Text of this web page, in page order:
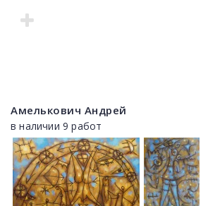
Амелькович Андрей
в наличии 9 работ